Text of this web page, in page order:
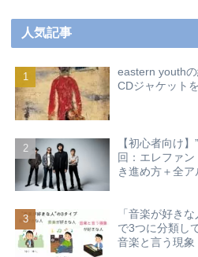
人気記事
eastern youth
CDジャケット
【初心者向け
回：エレファ
き進め方＋全
「音楽が好き
で3つに分類し
音楽と言う現象